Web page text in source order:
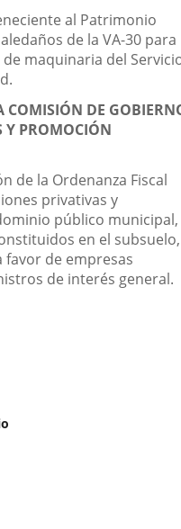
al Patrimonio
de la VA-30 para
maquinaria del
COMISIÓN DE
Y PROMOCIÓN
de la Ordenanza Fiscal
privativas y
público municipal,
en el subsuelo,
de empresas
de interés general.